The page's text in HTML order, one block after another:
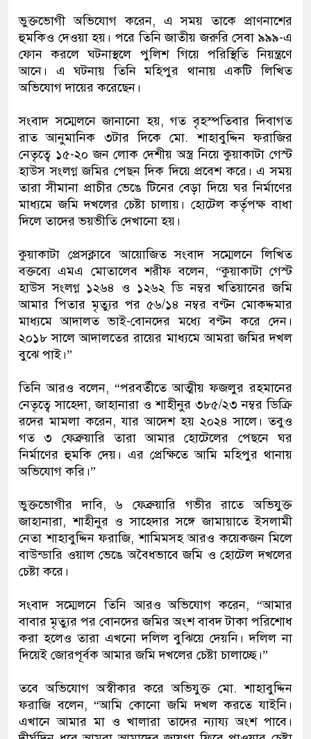
ভুক্তভোগী অভিযোগ করেন, এ সময় তাকে প্রাণনাশের
হুমকিও দেওয়া হয়। পরে তিনি জাতীয় জরুরি সেবা ৯৯৯-এ
ফোন করলে ঘটনাস্থলে পুলিশ গিয়ে পরিস্থিতি নিয়ন্ত্রণে
আনে। এ ঘটনায় তিনি মহিপুর থানায় একটি লিখিত
অভিযোগ দায়ের করেছেন।
সংবাদ সম্মেলনে জানানো হয়, গত বৃহস্পতিবার দিবাগত
রাত আনুমানিক ৩টার দিকে মো. শাহাবুদ্দিন ফরাজির
নেতৃত্বে ১৫-২০ জন লোক দেশীয় অস্ত্র নিয়ে কুয়াকাটা গেস্ট
হাউস সংলগ্ন জমির পেছন দিক দিয়ে প্রবেশ করে। এ সময়
তারা সীমানা প্রাচীর ভেঙে টিনের বেড়া দিয়ে ঘর নির্মাণের
মাধ্যমে জমি দখলের চেষ্টা চালায়। হোটেল কর্তৃপক্ষ বাধা
দিলে তাদের ভয়ভীতি দেখানো হয়।
কুয়াকাটা প্রেসক্লাবে আয়োজিত সংবাদ সম্মেলনে লিখিত
বক্তব্যে এমএ মোতালেব শরীফ বলেন, “কুয়াকাটা গেস্ট
হাউস সংলগ্ন ১২৬৪ ও ১২৬২ ডি নম্বর খতিয়ানের জমি
আমার পিতার মৃত্যুর পর ৫৬/১৪ নম্বর বণ্টন মোকদ্দমার
মাধ্যমে আদালত ভাই-বোনদের মধ্যে বণ্টন করে দেন।
২০১৮ সালে আদালতের রায়ের মাধ্যমে আমরা জমির দখল
বুঝে পাই।”
তিনি আরও বলেন, “পরবর্তীতে আত্মীয় ফজলুর রহমানের
নেতৃত্বে সাহেদা, জাহানারা ও শাহীনুর ৩৮৫/২৩ নম্বর ডিক্রি
রদের মামলা করেন, যার আদেশ হয় ২০২৪ সালে। তবুও
গত ৩ ফেব্রুয়ারি তারা আমার হোটেলের পেছনে ঘর
নির্মাণের হুমকি দেয়। এর প্রেক্ষিতে আমি মহিপুর থানায়
অভিযোগ করি।”
ভুক্তভোগীর দাবি, ৬ ফেব্রুয়ারি গভীর রাতে অভিযুক্ত
জাহানারা, শাহীনুর ও সাহেদার সঙ্গে জামায়াতে ইসলামী
নেতা শাহাবুদ্দিন ফরাজি, শামিমসহ আরও কয়েকজন মিলে
বাউন্ডারি ওয়াল ভেঙে অবৈধভাবে জমি ও হোটেল দখলের
চেষ্টা করে।
সংবাদ সম্মেলনে তিনি আরও অভিযোগ করেন, “আমার
বাবার মৃত্যুর পর বোনদের জমির অংশ বাবদ টাকা পরিশোধ
করা হলেও তারা এখনো দলিল বুঝিয়ে দেয়নি। দলিল না
দিয়েই জোরপূর্বক আমার জমি দখলের চেষ্টা চালাচ্ছে।”
তবে অভিযোগ অস্বীকার করে অভিযুক্ত মো. শাহাবুদ্দিন
ফরাজি বলেন, “আমি কোনো জমি দখল করতে যাইনি।
এখানে আমার মা ও খালারা তাদের ন্যায্য অংশ পাবে।